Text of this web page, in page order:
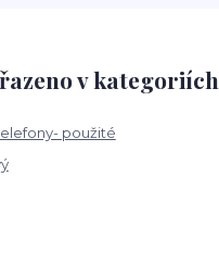
v kategoriích
použité